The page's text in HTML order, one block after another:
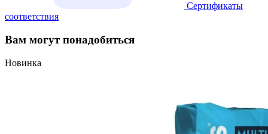
Сертификаты
соответствия
Вам могут понадобиться
Новинка